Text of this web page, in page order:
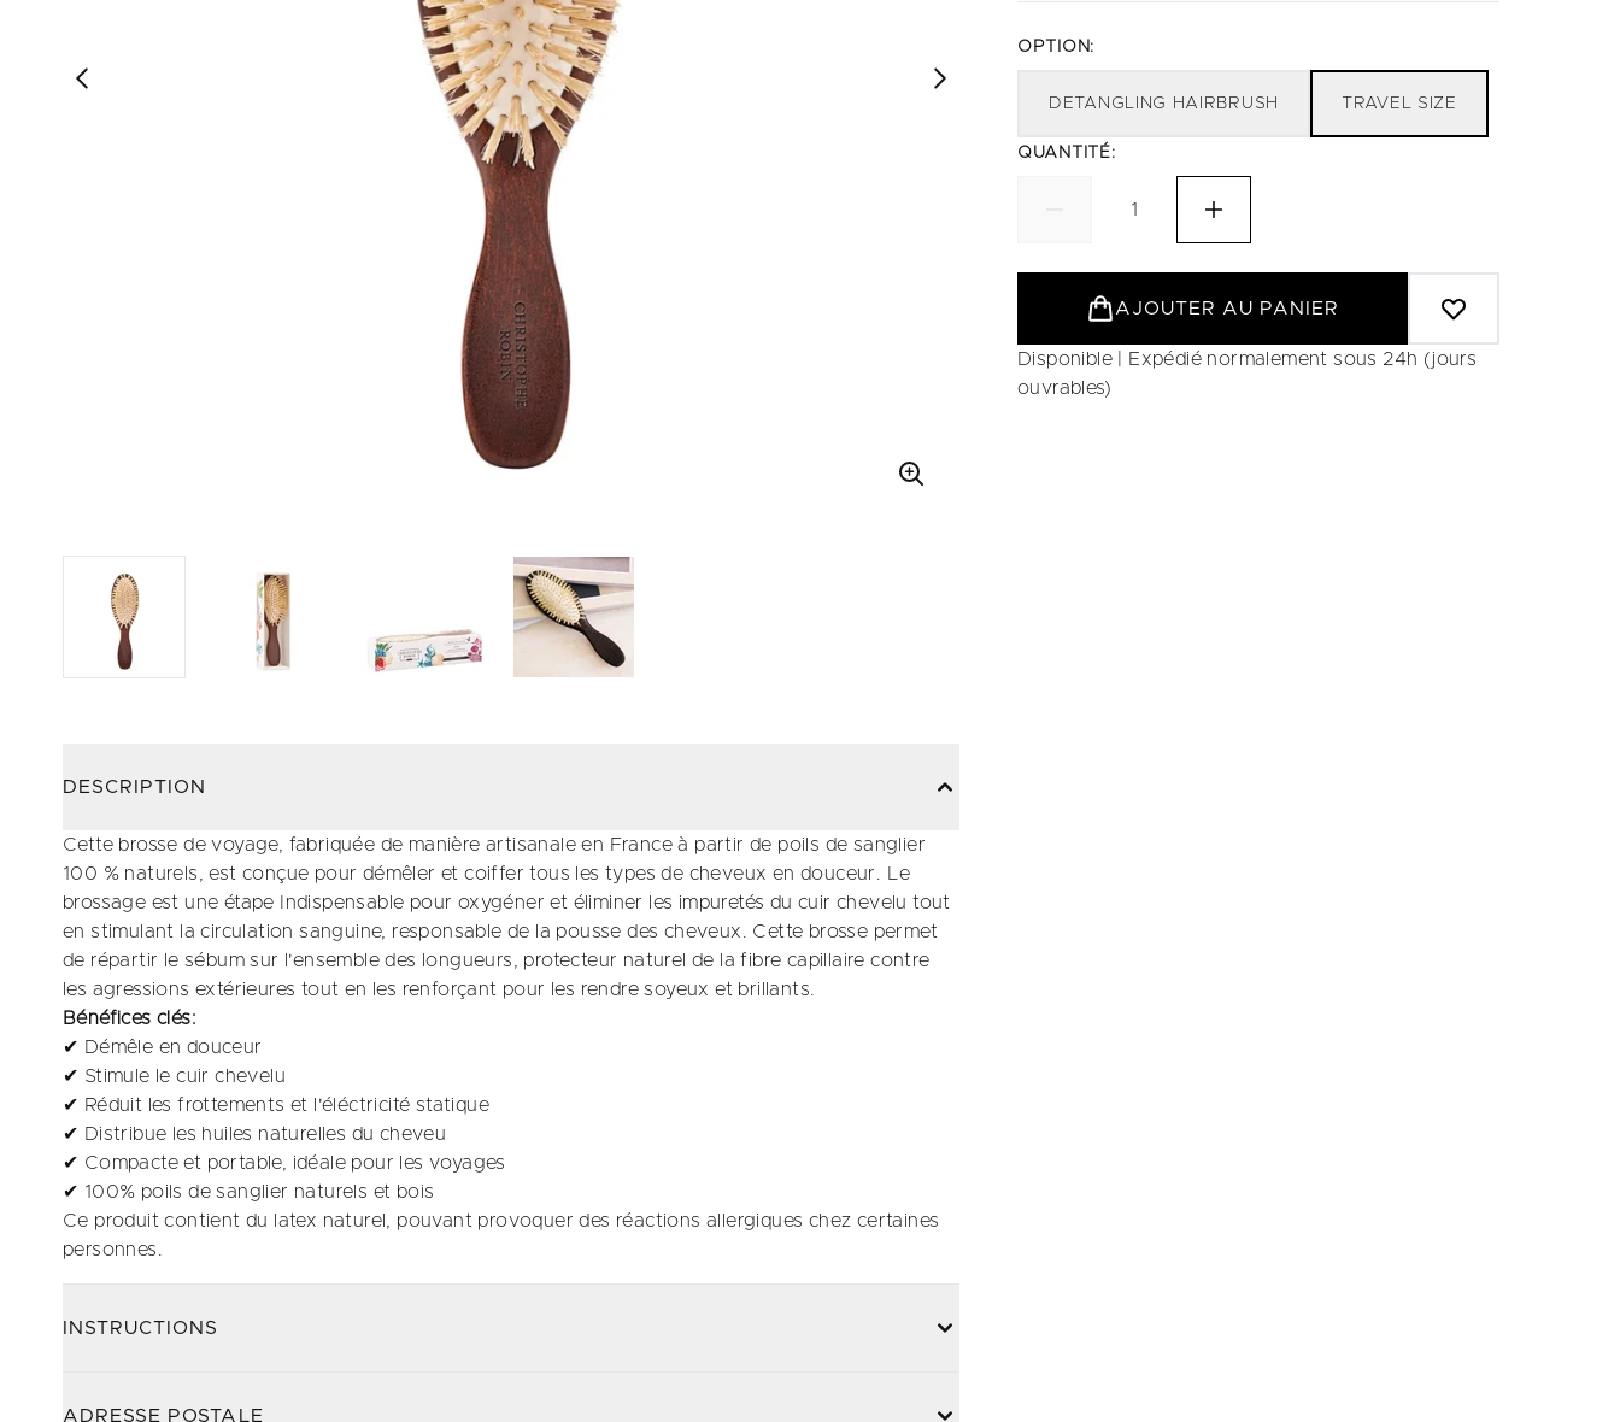
OPTION:
DETANGLING HAIRBRUSH TRAVEL SIZE
QUANTITÉ:
AJOUTER AU PANIER
Disponible | Expédié normalement sous 24h (jours
ouvrables)
DESCRIPTION
Cette brosse de voyage, fabriquée de manière artisanale en France à partir de poils de sanglier
100 % naturels, est conçue pour démêler et coiffer tous les types de cheveux en douceur. Le
brossage est une étape Indispensable pour oxygéner et éliminer les impuretés du cuir chevelu tout
en stimulant la circulation sanguine, responsable de la pousse des cheveux. Cette brosse permet
de répartir le sébum sur l'ensemble des longueurs, protecteur naturel de la fibre capillaire contre
les agressions extérieures tout en les renforçant pour les rendre soyeux et brillants.
Bénéfices clés:
✔ Démêle en douceur
✔ Stimule le cuir chevelu
✔ Réduit les frottements et l'éléctricité statique
✔ Distribue les huiles naturelles du cheveu
✔ Compacte et portable, idéale pour les voyages
✔ 100% poils de sanglier naturels et bois
Ce produit contient du latex naturel, pouvant provoquer des réactions allergiques chez certaines
personnes.
INSTRUCTIONS
ADRESSE POSTALE